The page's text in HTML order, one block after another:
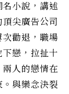
小說，講述
尖廣告公司
勸退，職場
戀，拉扯十
人的戀情在
與欒念決裂